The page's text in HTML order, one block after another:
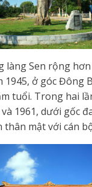
làng Sen rộng
ở góc Đông
tuổi. Trong hai
1961, dưới gốc
thân mật với cán